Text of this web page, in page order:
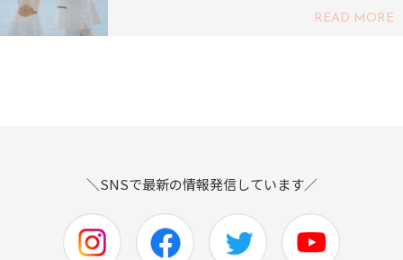
READ MORE
＼SNSで最新の情報発信しています／